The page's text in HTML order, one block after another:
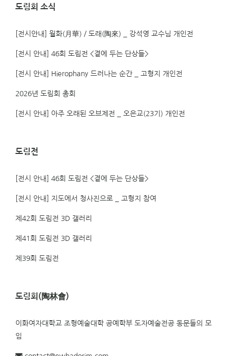
도림회 소식
[전시안내] 월화(月華) / 도래(陶來) _ 강석영 교수님 개인전
[전시 안내] 46회 도림전 <곁에 두는 단상들>
[전시 안내] Hierophany 드러나는 순간 _ 고형지 개인전
2026년 도림회 총회
[전시 안내] 아주 오래된 오브제전 _ 오은교(23기) 개인전
도림전
[전시 안내] 46회 도림전 <곁에 두는 단상들>
[전시 안내] 지도에서 청사진으로 _ 고형지 참여
제42회 도림전 3D 갤러리
제41회 도림전 3D 갤러리
제39회 도림전
도림회(陶林會)
이화여자대학교 조형예술대학 공예학부 도자예술전공 동문들의 모
임